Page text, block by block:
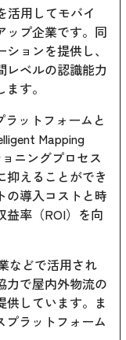
活用してモバイ
ップ企業です。同
ョンを提供し、
レベルの認識能力
す。
ラットフォームと
Mapping
ニングプロセス
抑えることができ
の導入コストと時
益率（ROI）を向
などで活用され
力で屋内外物流の
供しています。ま
プラットフォーム